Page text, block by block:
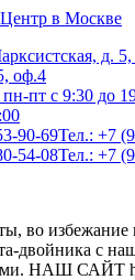
оф.4
Тел.: +7
Тел.: +7
во избежание
двойника c
НАШ САЙТ